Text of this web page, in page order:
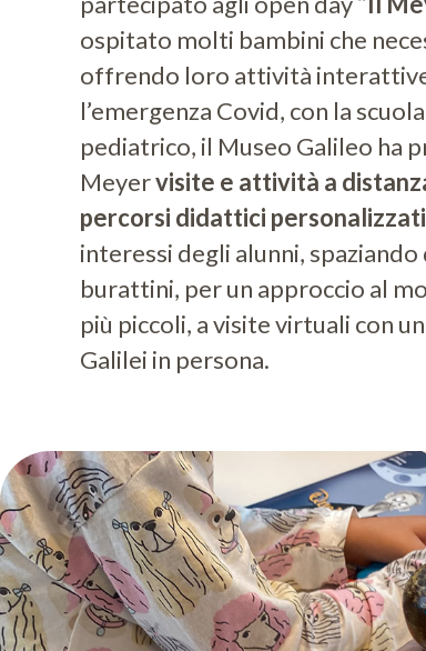
ospitato molti bambini che
offrendo loro attività
l’emergenza Covid, con la
pediatrico, il Museo Galileo ha
Meyervisite e attività a
percorsi didattici
interessi degli alunni,
burattini, per un approccio al
più piccoli, a visite virtuali con
Galilei in persona.